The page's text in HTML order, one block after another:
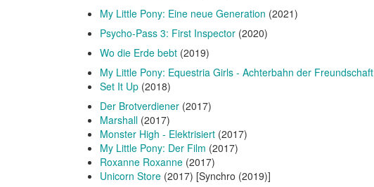
My Little Pony: Eine neue Generation (2021)
Psycho-Pass 3: First Inspector (2020)
Wo die Erde bebt (2019)
My Little Pony: Equestria Girls - Achterbahn der Freundschaft
Set It Up (2018)
Der Brotverdiener (2017)
Marshall (2017)
Monster High - Elektrisiert (2017)
My Little Pony: Der Film (2017)
Roxanne Roxanne (2017)
Unicorn Store (2017) [Synchro (2019)]